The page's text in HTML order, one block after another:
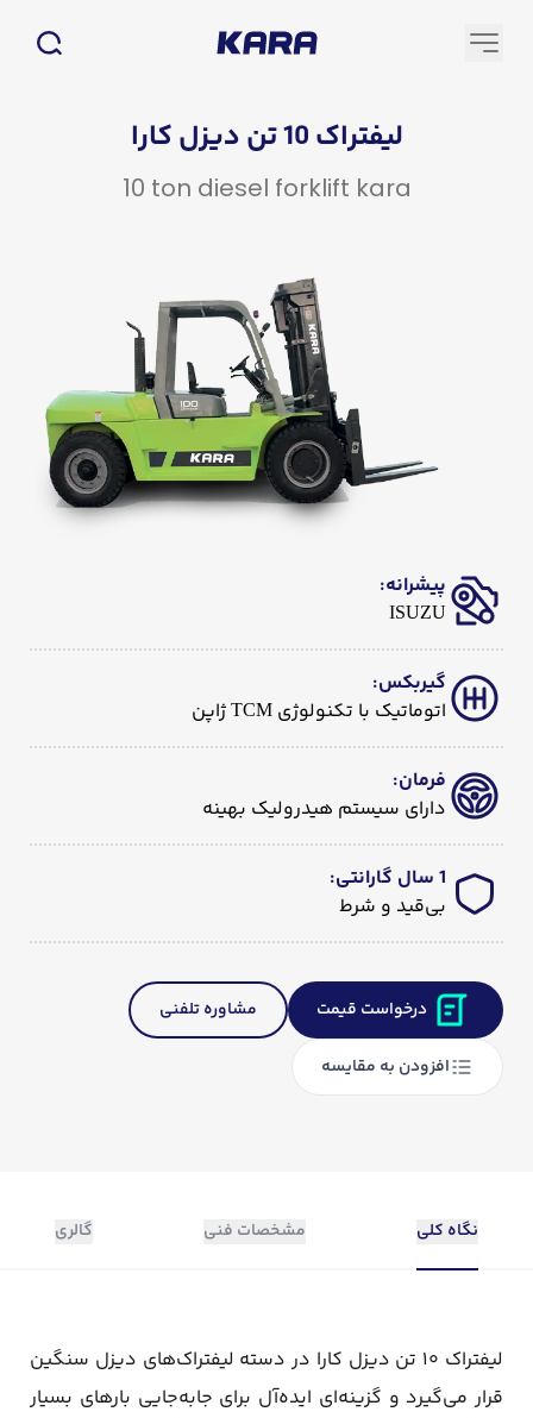
لیفتراک 10 تن دیزل کارا
10 ton diesel forklift kara
پیشرانه:
ISUZU
گیربکس:
اتوماتیک با تکنولوژی TCM ژاپن
فرمان:
دارای سیستم هیدرولیک بهینه
1 سال گارانتی
:
بی‌قید و شرط
درخواست قیمت مشاوره تلفنی
افزودن به مقایسه
نگاه کلی مشخصات فنی گالری
لیفتراک ۱۰ تن دیزل کارا در دسته لیفتراک‌های دیزل سنگین
قرار می‌گیرد و گزینه‌ای ایده‌آل برای جابه‌جایی بارهای بسیار